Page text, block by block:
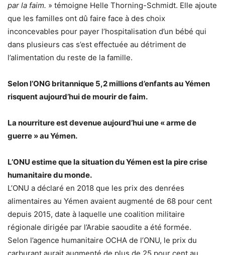
par la faim. » témoigne Helle Thorning-Schmidt. Elle ajoute
que les familles ont dû faire face à des choix
inconcevables pour payer l’hospitalisation d’un bébé qui
dans plusieurs cas s’est effectuée au détriment de
l’alimentation du reste de la famille.
Selon l’ONG britannique 5,2 millions d’enfants au Yémen
risquent aujourd’hui de mourir de faim.
La nourriture est devenue aujourd’hui une « arme de
guerre » au Yémen.
L’ONU estime que la situation du Yémen est la pire crise
humanitaire du monde.
L’ONU a déclaré en 2018 que les prix des denrées
alimentaires au Yémen avaient augmenté de 68 pour cent
depuis 2015, date à laquelle une coalition militaire
régionale dirigée par l’Arabie saoudite a été formée.
Selon l’agence humanitaire OCHA de l’ONU, le prix du